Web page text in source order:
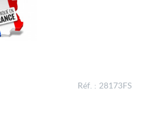
Réf. : 28173FS